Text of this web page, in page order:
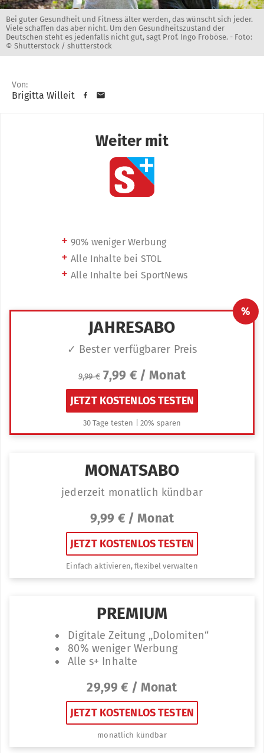
Bei guter Gesundheit und Fitness älter werden, das wünscht sich jeder.
Viele schaffen das aber nicht. Um den Gesundheitszustand der
Deutschen steht es jedenfalls nicht gut, sagt Prof. Ingo Froböse. - Foto:
© Shutterstock / shutterstock
Von:
Brigitta Willeit